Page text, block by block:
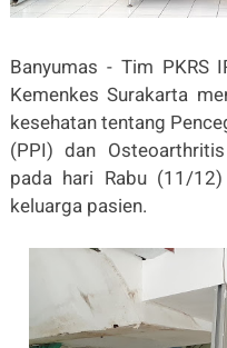
Banyumas - Tim PKRS
Kemenkes Surakarta
kesehatan tentang
(PPI) dan
pada hari Rabu (11/
keluarga pasien.